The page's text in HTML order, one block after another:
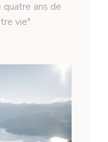
ans de
vie"